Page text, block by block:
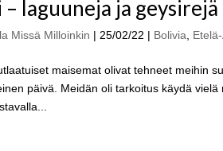
– laguuneja ja geysirejä
Missä Milloinkin | 25/02/22 | Bolivia
maisemat olivat tehneet meihin
päivä. Meidän oli tarkoitus käydä